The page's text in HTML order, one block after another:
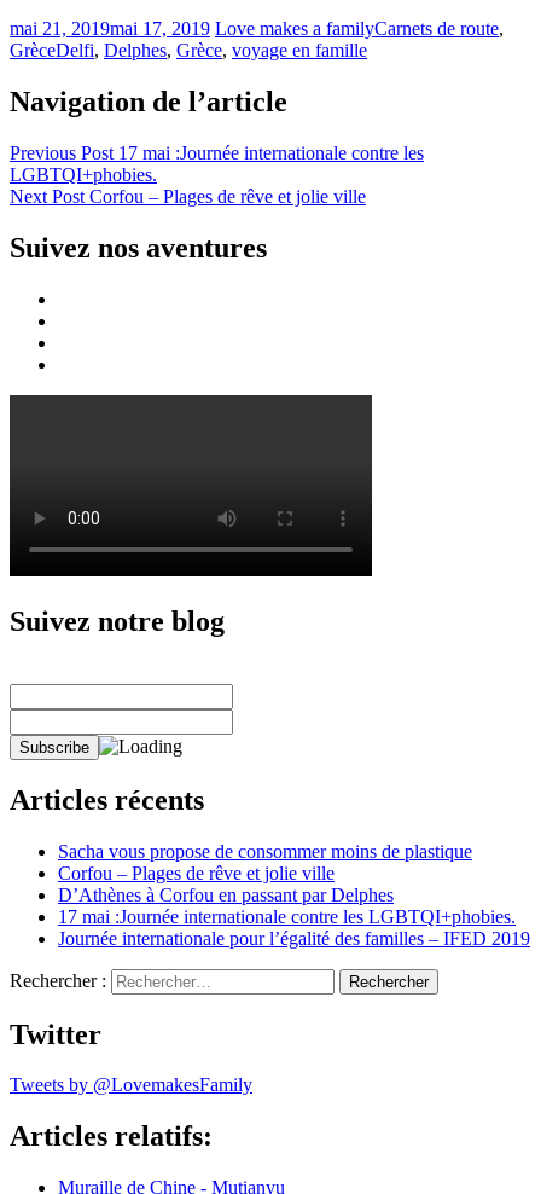
mai 21, 2019mai 17, 2019 Love makes a familyCarnets de route,
GrèceDelfi, Delphes, Grèce, voyage en famille
Navigation de l’article
Previous Post 17 mai :Journée internationale contre les
LGBTQI+phobies.
Next Post Corfou – Plages de rêve et jolie ville
Suivez nos aventures
Suivez notre blog
Articles récents
Sacha vous propose de consommer moins de plastique
Corfou – Plages de rêve et jolie ville
D’Athènes à Corfou en passant par Delphes
17 mai :Journée internationale contre les LGBTQI+phobies.
Journée internationale pour l’égalité des familles – IFED 2019
Rechercher :
Twitter
Tweets by @LovemakesFamily
Articles relatifs:
Muraille de Chine - Mutianyu